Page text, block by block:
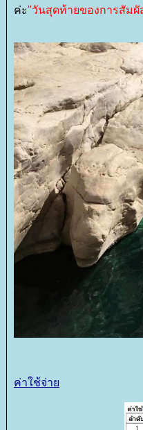
ค่ะ"วันสุดท้ายของการสัมผั
ค่าใช้จ่า